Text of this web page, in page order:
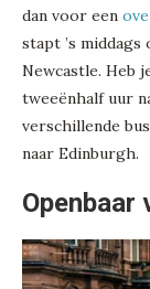
dan voor een
stapt ’s middags
Newcastle. Heb
tweeënhalf uur
verschillende
naar Edinburgh.
Openbaar